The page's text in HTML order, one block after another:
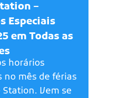
–
Especiais
em Todas as
horários
no mês de férias
Station. Vem se